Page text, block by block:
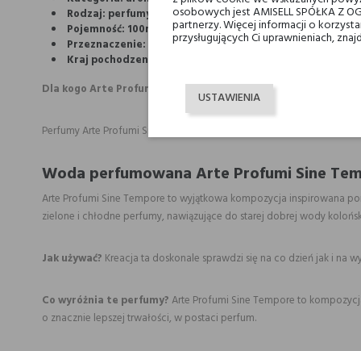
Rodzaj: perfumy- 40% stężenie olejków naturalnych
Pojemność: 100ml- pozwala cieszyć się zapachem na
Przeznaczenie: unisex- zarówno dla kobiet jak i
Kraj pochodzenia: Włochy- olfaktoryczne bogactwo, w
Dla kogo Arte Profumi Sine Tempore?
Perfumy Arte Profumi Sine Tempore to przede wszystkim klasyka
Woda perfumowana Arte Profumi Sine
Arte Profumi Sine Tempore to wyjątkowa kompozycja inspirowana
zielone i chłodne perfumy, nawiązujące do starej dobrej wody
Jak używać? Kreacja ta doskonale sprawdzi się na co dzień jak i na
Co wyróżnia te perfumy?Arte Profumi Sine Tempore to
o znacznie lepszej trwałości, w postaci perfum.
osobowych jest AMISELL SPÓŁKA Z
partnerzy. Więcej informacji o
przysługujących Ci uprawnieniach,
USTAWIENIA